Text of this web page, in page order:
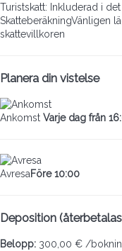
Turistskatt: Inkluderad i
SkatteberäkningVänligen
skattevillkoren
Planera din vistelse
Ankomst Varje dag från
AvresaFöre 10:00
Deposition
Belopp: 300,00 € /